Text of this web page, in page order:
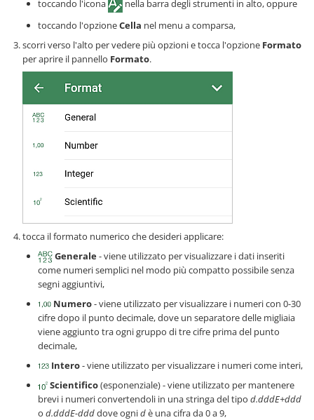
toccando l'icona
nella barra degli strumenti in alto, oppure
toccando l'opzioneCella nel menu a comparsa,
scorri verso l'alto per vedere più opzioni e tocca l'opzione Formato
per aprire il pannello Formato.
tocca il formato numerico che desideri applicare:
Generale- viene utilizzato per visualizzare i dati inseriti
come numeri semplici nel modo più compatto possibile senza
segni aggiuntivi,
Numero- viene utilizzato per visualizzare i numeri con 0-30
cifre dopo il punto decimale, dove un separatore delle migliaia
viene aggiunto tra ogni gruppo di tre cifre prima del punto
decimale,
Intero- viene utilizzato per visualizzare i numeri come interi,
Scientifico(esponenziale) - viene utilizzato per mantenere
brevi i numeri convertendoli in una stringa del tipo d.dddE+ddd
o d.dddE-ddddove ognidè una cifra da 0 a 9,